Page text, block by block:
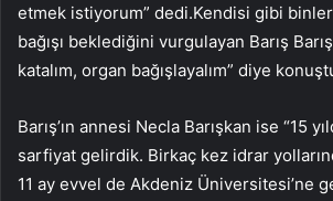
etmek istiyorum” dedi.Kendisi gibi
bağışı beklediğini vurgulayan Barış
katalım, organ bağışlayalım” diye
Barış’ın annesi Necla Barışkan ise “15
sarfiyat gelirdik. Birkaç kez idrar
11 ay evvel de Akdeniz Üniversitesi’ne